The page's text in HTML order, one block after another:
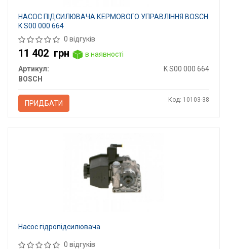
НАСОС ПІДСИЛЮВАЧА КЕРМОВОГО УПРАВЛІННЯ BOSCH
K S00 000 664
0 відгуків
11 402 грн
в наявності
Артикул:
K S00 000 664
BOSCH
ПРИДБАТИ Код: 10103-38
Насос гідропідсилювача
0 відгуків